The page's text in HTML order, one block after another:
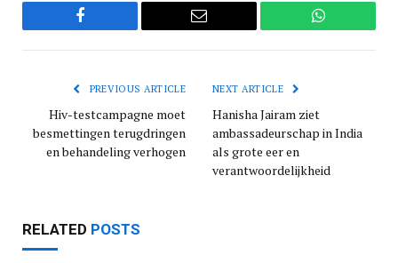
Facebook Email WhatsApp
PREVIOUS ARTICLE
Hiv-testcampagne moet
besmettingen terugdringen
en behandeling verhogen
NEXT ARTICLE
Hanisha Jairam ziet
ambassadeurschap in India
als grote eer en
verantwoordelijkheid
RELATED POSTS